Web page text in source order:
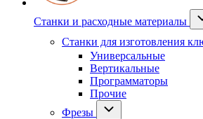
Станки и расходные материалы
Станки для изготовления
Универсальные
Вертикальные
Программаторы
Прочие
Фрезы